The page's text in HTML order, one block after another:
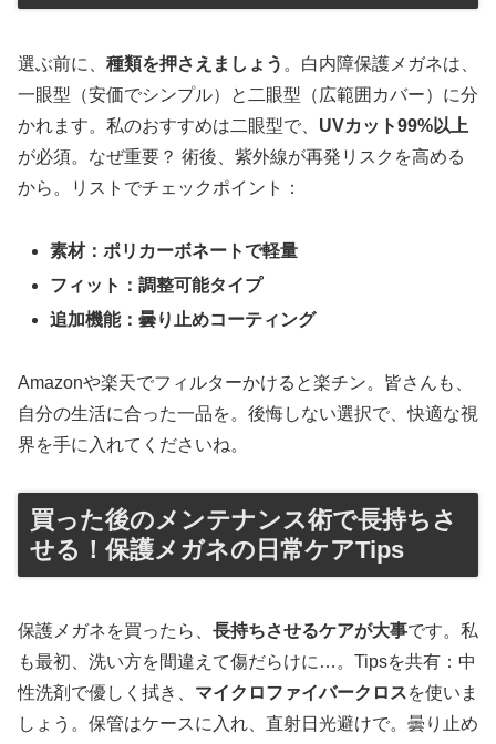
選ぶ前に、 種類を押さえましょう 。白内障保護メガネは、
一眼型（安価でシンプル）と二眼型（広範囲カバー）に分
かれます。私のおすすめは二眼型で、 UVカット99%以上
が必須。なぜ重要？ 術後、紫外線が再発リスクを高める
から。リストでチェックポイント：
素材：ポリカーボネートで軽量
フィット：調整可能タイプ
追加機能：曇り止めコーティング
Amazonや楽天でフィルターかけると楽チン。皆さんも、
自分の生活に合った一品を。後悔しない選択で、快適な視
界を手に入れてくださいね。
買った後のメンテナンス術で長持ちさ
せる！保護メガネの日常ケアTips
保護メガネを買ったら、 長持ちさせるケアが大事です。私
も最初、洗い方を間違えて傷だらけに…。Tipsを共有：中
性洗剤で優しく拭き、 マイクロファイバークロスを使いま
しょう。保管はケースに入れ、直射日光避けで。曇り止め